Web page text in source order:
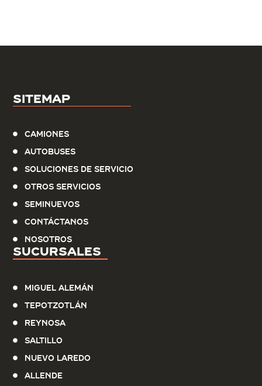
Sucursales
Miguel Alemán
Tepotzotlán
Reynosa
Saltillo
Nuevo Laredo
Allende
Sitemap
Camiones
Autobuses
Soluciones de servicio
Otros Servicios
Seminuevos
Contáctanos
Nosotros